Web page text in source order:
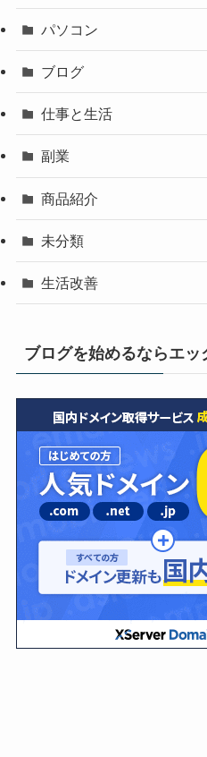
パソコン
ブログ
仕事と生活
副業
商品紹介
未分類
生活改善
ブログを始めるならエッ